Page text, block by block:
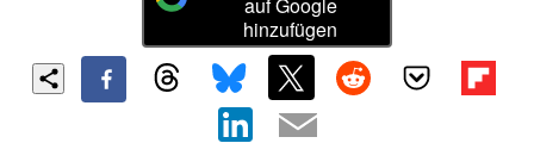
hinzufügen